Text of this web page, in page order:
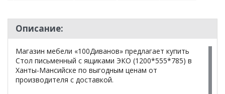
Описание:
Магазин мебели «100Диванов» предлагает купить
Стол письменный с ящиками ЭКО (1200*555*785) в
Ханты-Мансийске по выгодным ценам от
производителя с доставкой.